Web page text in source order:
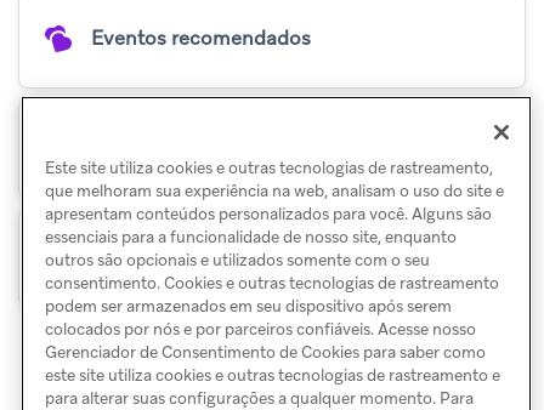
Eventos recomendados
Convenções de nomenclatura de eventos
Este site utiliza cookies e outras tecnologias de rastreamento,
que melhoram sua experiência na web, analisam o uso do site e
apresentam conteúdos personalizados para você. Alguns são
essenciais para a funcionalidade de nosso site, enquanto
outros são opcionais e utilizados somente com o seu
consentimento. Cookies e outras tecnologias de rastreamento
podem ser armazenados em seu dispositivo após serem
colocados por nós e por parceiros confiáveis. Acesse nosso
Gerenciador de Consentimento de Cookies para saber como
este site utiliza cookies e outras tecnologias de rastreamento e
para alterar suas configurações a qualquer momento. Para